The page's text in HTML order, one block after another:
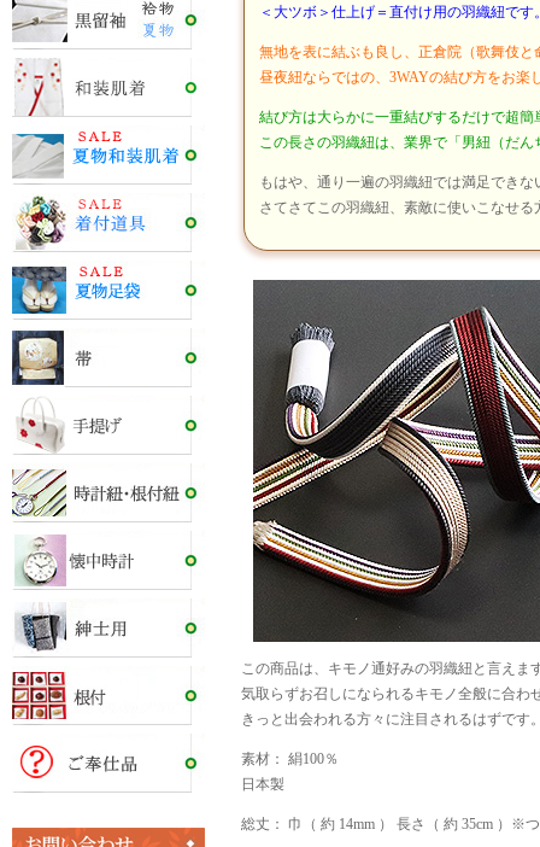
＜大ツボ＞仕上げ＝直付け用の羽織紐です
無地を表に結ぶも良し、正倉院（歌舞伎
昼夜紐ならではの、3WAYの結び方をお楽
結び方は大らかに一重結びするだけで超簡
この長さの羽織紐は、業界で「男紐（だ
もはや、通り一遍の羽織紐では満足でき
さてさてこの羽織紐、素敵に使いこなせ
この商品は、キモノ通好みの羽織紐と言えま
気取らずお召しになられるキモノ全般に合わ
きっと出会われる方々に注目されるはずです
素材： 絹100％
日本製
総丈： 巾（ 約 14mm ） 長さ（ 約 35cm ）※